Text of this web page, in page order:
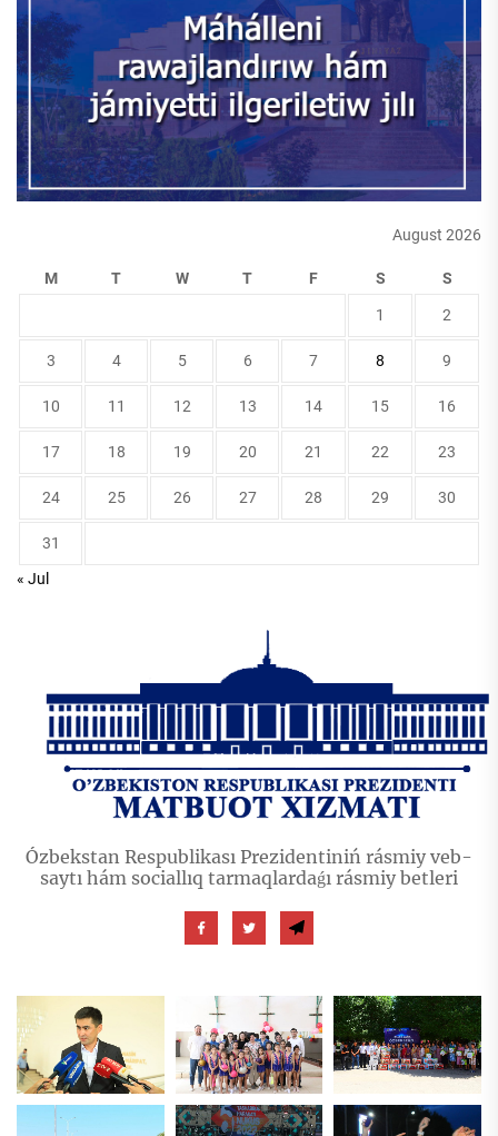
August 2026
M T W T F S S
1 2
3 4 5 6 7 8 9
10 11 12 13 14 15 16
17 18 19 20 21 22 23
24 25 26 27 28 29 30
31
« Jul
Ózbekstan Respublikası Prezidentiniń rásmiy veb-
saytı hám sociallıq tarmaqlardaǵı rásmiy betleri